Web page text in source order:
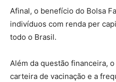
Afinal, o benefício do Bolsa
indivíduos com renda per
todo o Brasil.
Além da questão financeira,
carteira de vacinação e a